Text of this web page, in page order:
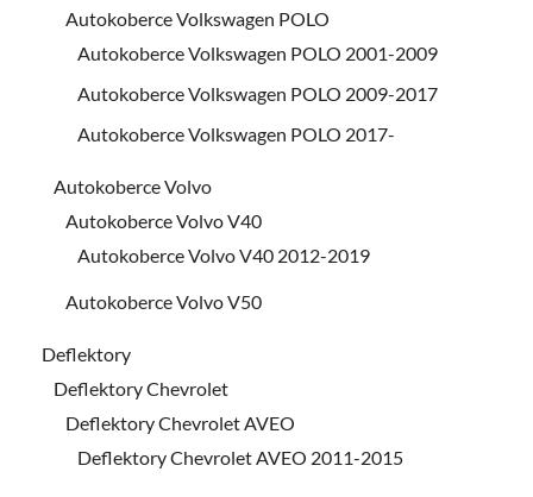
Autokoberce Volkswagen POLO
Autokoberce Volkswagen POLO 2001-2009
Autokoberce Volkswagen POLO 2009-2017
Autokoberce Volkswagen POLO 2017-
Autokoberce Volvo
Autokoberce Volvo V40
Autokoberce Volvo V40 2012-2019
Autokoberce Volvo V50
Deflektory
Deflektory Chevrolet
Deflektory Chevrolet AVEO
Deflektory Chevrolet AVEO 2011-2015